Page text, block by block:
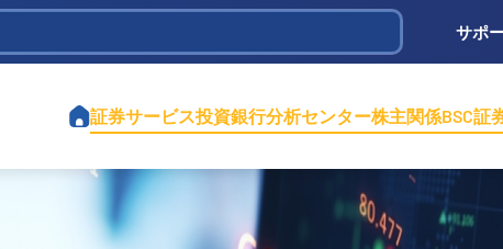
サポ
証券サービス投資銀行分析センター株主関係BSC証